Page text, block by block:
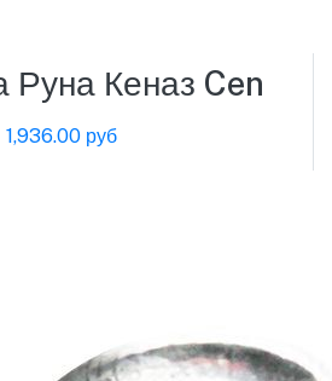
Руна Кеназ Cen
1,936.00 руб